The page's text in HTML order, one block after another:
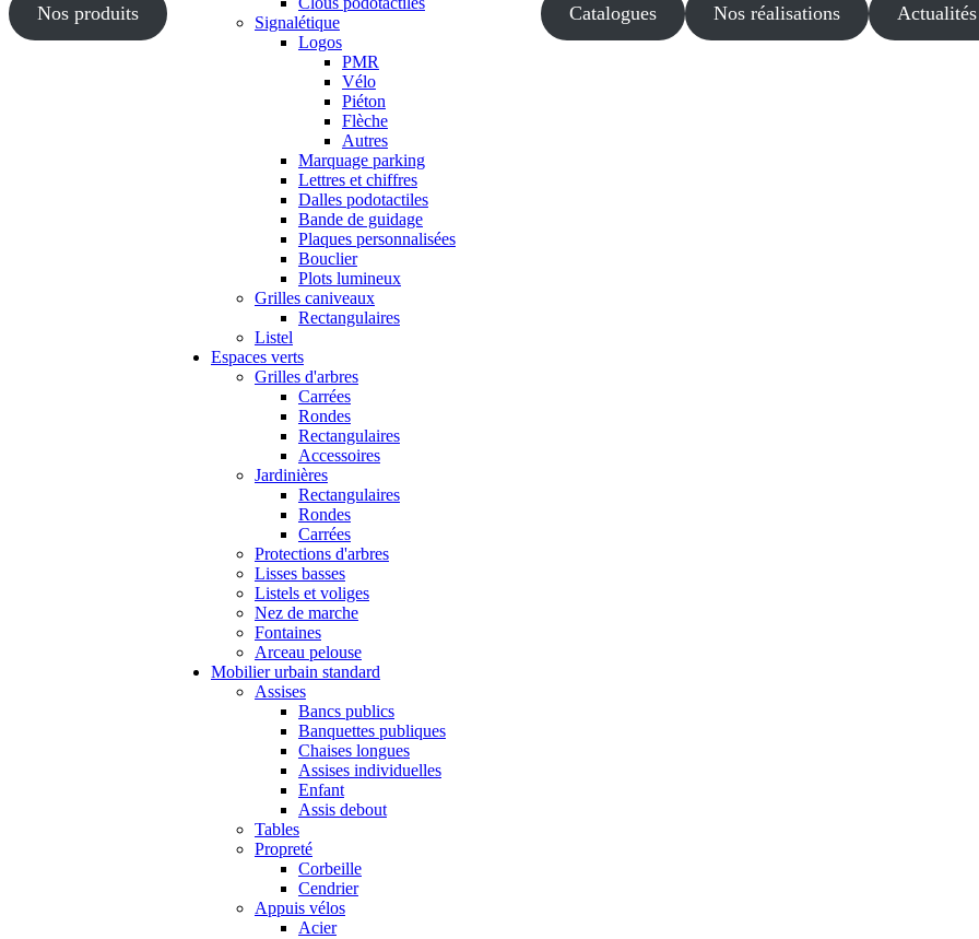
Nos produits
Signalétique
Logos
PMR
Vélo
Piéton
Flèche
Autres
Marquage parking
Lettres et chiffres
Dalles podotactiles
Bande de guidage
Plaques personnalisées
Bouclier
Plots lumineux
Grilles caniveaux
Rectangulaires
Listel
Espaces verts
Grilles d'arbres
Carrées
Rondes
Rectangulaires
Accessoires
Jardinières
Rectangulaires
Rondes
Carrées
Protections d'arbres
Lisses basses
Listels et voliges
Nez de marche
Fontaines
Arceau pelouse
Mobilier urbain standard
Assises
Bancs publics
Banquettes publiques
Chaises longues
Assises individuelles
Enfant
Assis debout
Tables
Propreté
Corbeille
Cendrier
Appuis vélos
Acier
Catalogues Nos réalisations Actualités